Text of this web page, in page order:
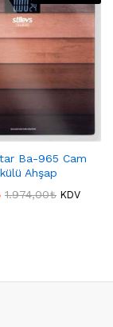
Ba-965 Cam
Ahşap
1.974,00₺ KDV